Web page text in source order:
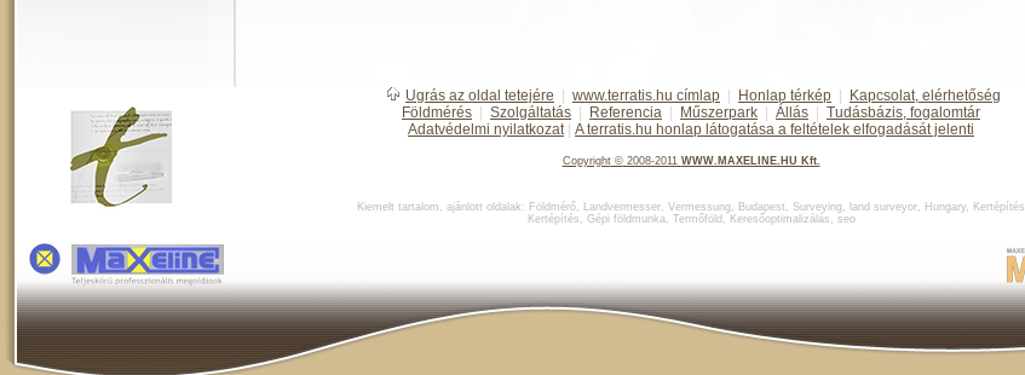
Ugrás az oldal tetejére www.terratis.hu címlap Honlap térkép
Kapcsolat, elérhetőség
Földmérés
Szolgáltatás Referencia Műszerpark Állás
Tudásbázis, fogalomtár
Adatvédelmi nyilatkozat
A terratis.hu honlap látogatása a feltételek elfogadását jelenti
Copyright©2008-2011 WWW.MAXELINE.HU Kft.
Kiemelt tartalom, ajánlott oldalak: Földmérő, Landvermesser, Vermessung, Budapest , Surveying, land surveyor, Hungary, Kertépítés
Kertépítés , Gépi földmunka, Termőföld , Keresőoptimalizálás , seo